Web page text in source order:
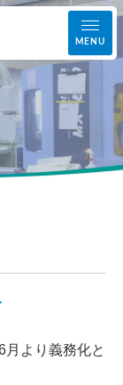
MENU
月より義務化と